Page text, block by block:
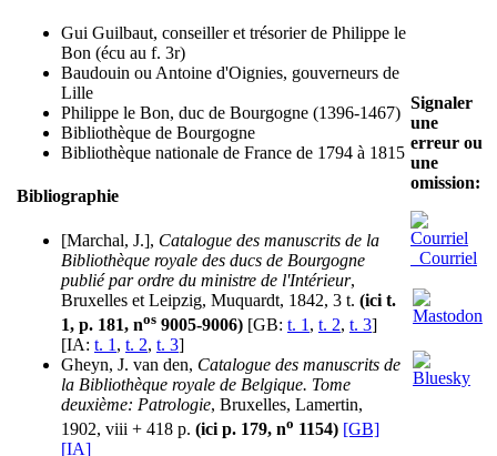
Gui Guilbaut, conseiller et trésorier de Philippe le
Bon (écu au f. 3r)
Baudouin ou Antoine d'Oignies, gouverneurs de
Lille
Philippe le Bon, duc de Bourgogne (1396-1467)
Bibliothèque de Bourgogne
Bibliothèque nationale de France de 1794 à 1815
Bibliographie
[Marchal, J.], Catalogue des manuscrits de la
Bibliothèque royale des ducs de Bourgogne
publié par ordre du ministre de l'Intérieur,
Bruxelles et Leipzig, Muquardt, 1842, 3 t. (ici t.
1, p. 181, nos 9005-9006) [GB: t. 1 , t. 2, t. 3]
[IA: t. 1 , t. 2, t. 3]
Gheyn, J. van den, Catalogue des manuscrits de
la Bibliothèque royale de Belgique. Tome
deuxième: Patrologie, Bruxelles, Lamertin,
1902, viii + 418 p. (ici p. 179, no 1154) [GB]
[IA]
Signaler
une
erreur ou
une
omission:
Courriel